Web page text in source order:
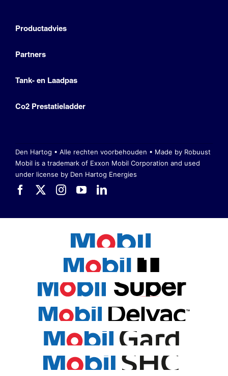
Productadvies
Partners
Tank- en Laadpas
Co2 Prestatieladder
Den Hartog • Alle rechten voorbehouden • Made by Robuust
Mobil is a trademark of Exxon Mobil Corporation and used
under license by Den Hartog Energies